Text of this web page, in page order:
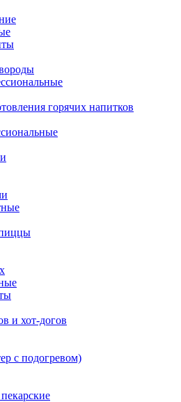
горячих напитков
и хот-догов
с подогревом)